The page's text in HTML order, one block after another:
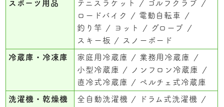
スポーツ用品 テニスラケット
ゴルフクラブ
ロードバイク
電動自転車
釣り竿
ヨット
グローブ
スキー板
スノーボード
冷蔵庫・冷凍庫 家庭用冷蔵庫
業務用冷蔵庫
小型冷蔵庫
ノンフロン冷蔵庫
直冷式冷蔵庫
ペルチェ式冷蔵庫
洗濯機・乾燥機 全自動洗濯機
ドラム式洗濯機